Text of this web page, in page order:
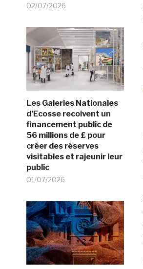
02/07/2026
Les Galeries Nationales
d’Ecosse recoivent un
financement public de
56 millions de £ pour
créer des réserves
visitables et rajeunir leur
public
01/07/2026